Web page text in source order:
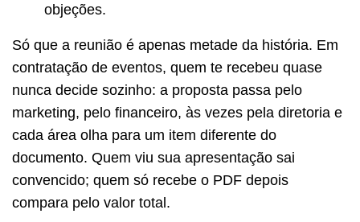
objeções.
Só que a reunião é apenas metade da história. Em
contratação de eventos, quem te recebeu quase
nunca decide sozinho: a proposta passa pelo
marketing, pelo financeiro, às vezes pela diretoria e
cada área olha para um item diferente do
documento. Quem viu sua apresentação sai
convencido; quem só recebe o PDF depois
compara pelo valor total.